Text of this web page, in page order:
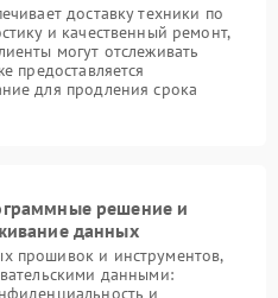
доставку техники по
и качественный ремонт,
могут отслеживать
предоставляется
для продления срока
решение и
данных
прошивок и инструментов,
данными:
и